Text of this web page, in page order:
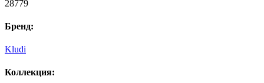
28779
Бренд:
Kludi
Коллекция: